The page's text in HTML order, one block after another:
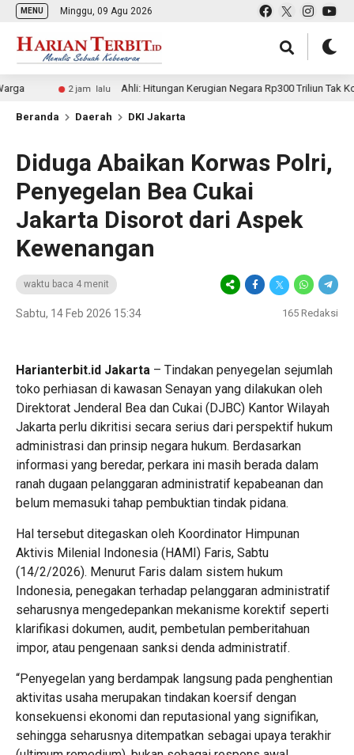
MENU Minggu, 09 Agu 2026
2 jam lalu Ahli: Hitungan Kerugian Negara Rp300 Triliun Tak
Beranda Daerah DKI Jakarta
Diduga Abaikan Korwas Polri,
Penyegelan Bea Cukai
Jakarta Disorot dari Aspek
Kewenangan
waktu baca 4 menit
Sabtu, 14 Feb 2026 15:34 165 Redaksi
Harianterbit.id Jakarta – Tindakan penyegelan sejumlah
toko perhiasan di kawasan Senayan yang dilakukan oleh
Direktorat Jenderal Bea dan Cukai (DJBC) Kantor Wilayah
Jakarta perlu dikritisi secara serius dari perspektif hukum
administrasi dan prinsip negara hukum. Berdasarkan
informasi yang beredar, perkara ini masih berada dalam
ranah dugaan pelanggaran administratif kepabeanan dan
belum memasuki tahap pembuktian tindak pidana.
Hal tersebut ditegaskan oleh Koordinator Himpunan
Aktivis Milenial Indonesia (HAMI) Faris, Sabtu
(14/2/2026). Menurut Faris dalam sistem hukum
Indonesia, penegakan terhadap pelanggaran administratif
seharusnya mengedepankan mekanisme korektif seperti
klarifikasi dokumen, audit, pembetulan pemberitahuan
impor, atau pengenaan sanksi denda administratif.
“Penyegelan yang berdampak langsung pada penghentian
aktivitas usaha merupakan tindakan koersif dengan
konsekuensi ekonomi dan reputasional yang signifikan,
sehingga seharusnya ditempatkan sebagai upaya terakhir